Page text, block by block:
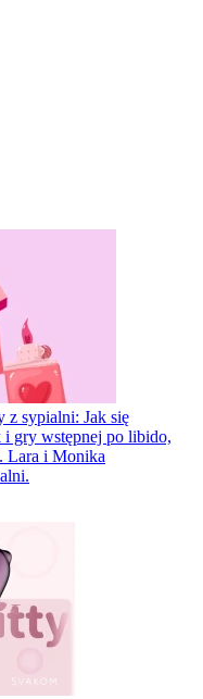
z sypialni: Jak się
i gry wstępnej po libido,
Lara i Monika